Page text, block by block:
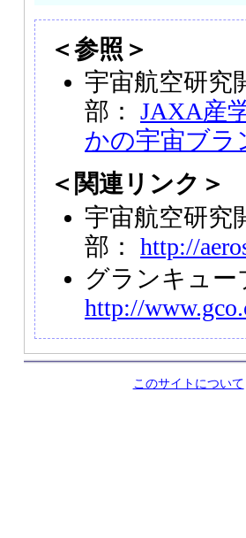
＜参照＞
宇宙航空研究
部： JAXA産
かの宇宙ブラ
＜関連リンク＞
宇宙航空研究
部： http://
グランキュー
http://
このサイトについて